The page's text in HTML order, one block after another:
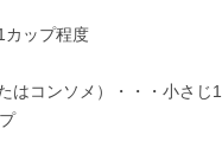
カップ程度
はコンソメ）・・・小さじ1